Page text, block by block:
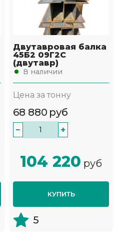
Двутавровая балка
45Б2 09Г2С
(двутавр)
В наличии
Цена за тонну
68 880 руб
− +
104 220 руб
КУПИТЬ
5